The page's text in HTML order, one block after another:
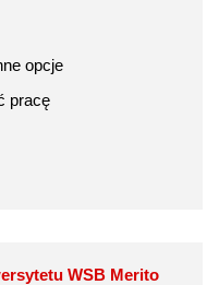
opcje
pracę
WSB Merito